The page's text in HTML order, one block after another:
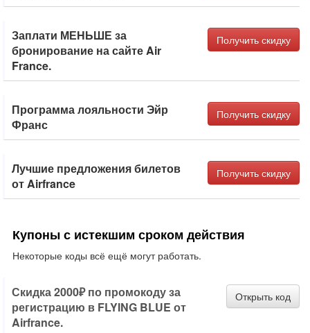
Заплати МЕНЬШЕ за
бронирование на сайте Air
France.
Получить скидку
Программа лояльности Эйр
Франс
Получить скидку
Лучшие предложения билетов
от Airfrance
Получить скидку
Купоны с истекшим сроком действия
Некоторые коды всё ещё могут работать.
Скидка 2000₽ по промокоду за
регистрацию в FLYING BLUE от
Airfrance.
Открыть код